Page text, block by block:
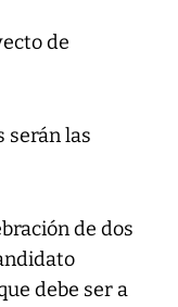
de
serán las
de dos
debe ser a